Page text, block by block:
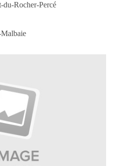
Rocher-Percé